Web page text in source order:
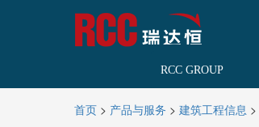
RCC GROUP
首页 > 产品与服务 > 建筑工程信息 >